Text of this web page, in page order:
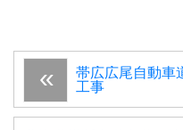
帯広広尾自動
工事